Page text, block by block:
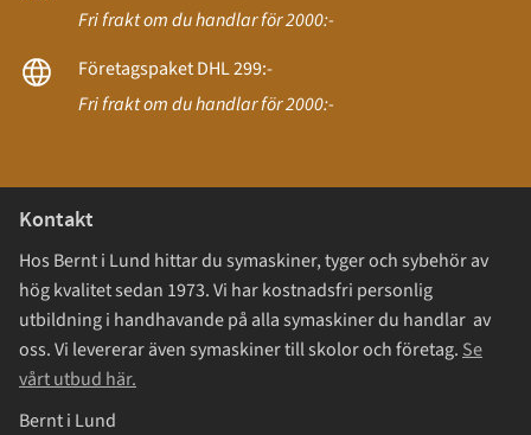
Fri frakt om du handlar för 2000:-
Företagspaket DHL 299:-
Fri frakt om du handlar för 2000:-
Kontakt
Hos Bernt i Lund hittar du symaskiner, tyger och sybehör av
hög kvalitet sedan 1973. Vi har kostnadsfri personlig
utbildning i handhavande på alla symaskiner du handlar av
oss. Vi levererar även symaskiner till skolor och företag. Se
vårt utbud här.
Bernt i Lund